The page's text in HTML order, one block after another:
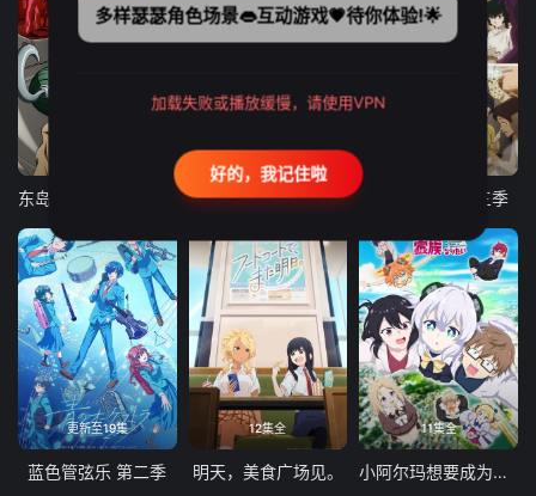
更新至21集
古诺希亚 致不灭的你 第三季
更新至19集
蓝色管弦乐 第二季
12集全
明天，美食广场见。
11集全
小阿尔玛想要成为家人
多样瑟瑟角色场景👄互动游戏💗待你体验!🌟
加载失败或播放缓慢，请使用VPN
好的，我记住啦